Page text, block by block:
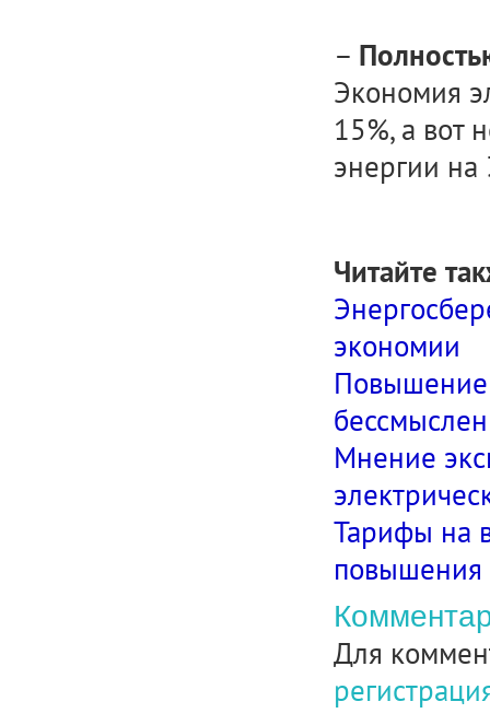
–
Экономия
15%, а вот
энергии
Читайте
экономии
Повышение
Мнение
Тарифы на
повышения
Для